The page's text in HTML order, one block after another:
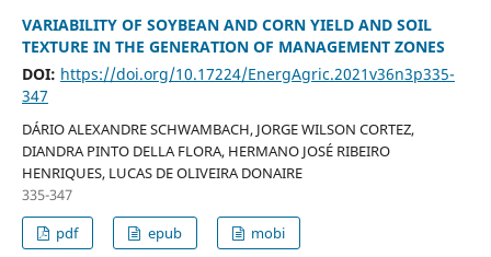
VARIABILITY OF SOYBEAN AND CORN YIELD AND SOIL
TEXTURE IN THE GENERATION OF MANAGEMENT ZONES
DOI: https://doi.org/10.17224/EnergAgric.2021v36n3p335-
347
DÁRIO ALEXANDRE SCHWAMBACH, JORGE WILSON CORTEZ,
DIANDRA PINTO DELLA FLORA, HERMANO JOSÉ RIBEIRO
HENRIQUES, LUCAS DE OLIVEIRA DONAIRE
335-347
pdf
epub mobi